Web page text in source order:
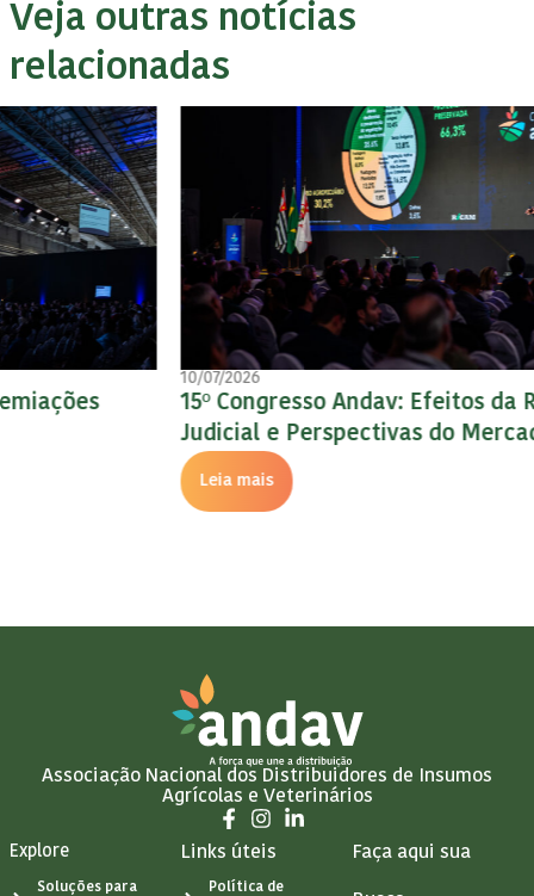
Veja outras notícias
relacionadas
15º Congresso Andav: Efeitos da Recuperação
Judicial e Perspectivas do Mercado Financeiro
Associação Nacional dos Distribuidores de Insumos
Agrícolas e Veterinários
Explore
Soluções para
Links úteis
Política de
Faça aqui sua